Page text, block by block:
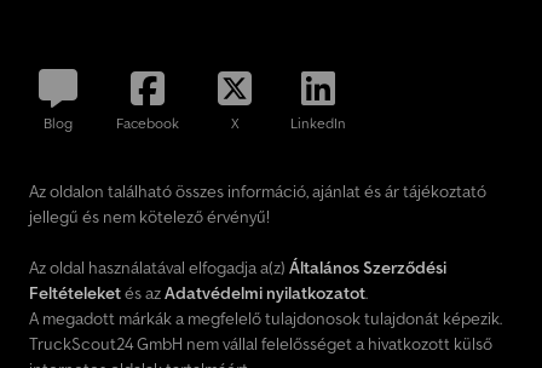
Blog Facebook X LinkedIn
Az oldalon található összes információ, ajánlat és ár tájékoztató
jellegű és nem kötelező érvényű!
Az oldal használatával elfogadja a(z) Általános Szerződési
Feltételeketés azAdatvédelmi nyilatkozatot.
A megadott márkák a megfelelő tulajdonosok tulajdonát képezik.
TruckScout24 GmbH nem vállal felelősséget a hivatkozott külső